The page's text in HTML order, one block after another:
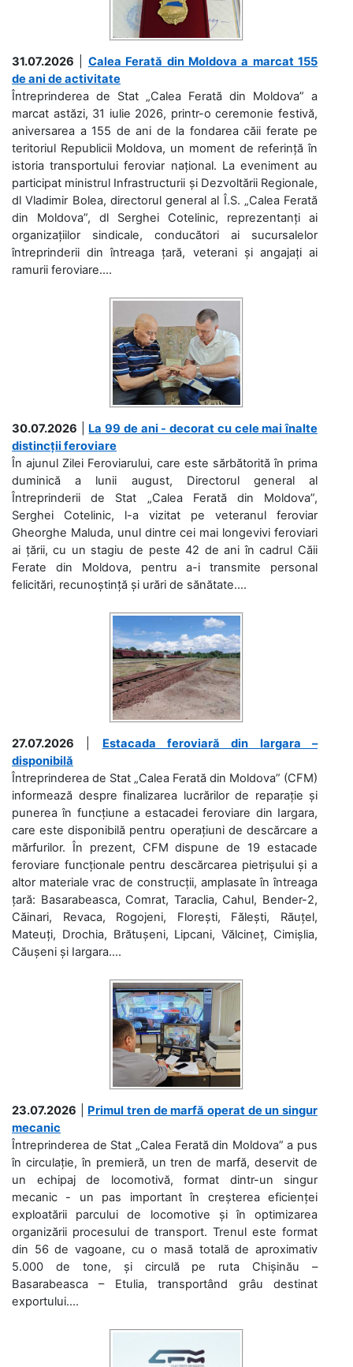
31.07.2026
Calea Ferată din Moldova a marcat 155
de ani de activitate
Întreprinderea de Stat „Calea Ferată din Moldova” a
marcat astăzi, 31 iulie 2026, printr-o ceremonie festivă,
aniversarea a 155 de ani de la fondarea căii ferate pe
teritoriul Republicii Moldova, un moment de referință în
istoria transportului feroviar național. La eveniment au
participat ministrul Infrastructurii și Dezvoltării Regionale,
dl Vladimir Bolea, directorul general al Î.S. „Calea Ferată
din Moldova”, dl Serghei Cotelinic, reprezentanți ai
organizațiilor sindicale, conducători ai sucursalelor
întreprinderii din întreaga țară, veterani și angajați ai
ramurii feroviare....
30.07.2026
La 99 de ani - decorat cu cele mai înalte
distincții feroviare
În ajunul Zilei Feroviarului, care este sărbătorită în prima
duminică a lunii august, Directorul general al
Întreprinderii de Stat „Calea Ferată din Moldova”,
Serghei Cotelinic, l-a vizitat pe veteranul feroviar
Gheorghe Maluda, unul dintre cei mai longevivi feroviari
ai țării, cu un stagiu de peste 42 de ani în cadrul Căii
Ferate din Moldova, pentru a-i transmite personal
felicitări, recunoștință și urări de sănătate....
27.07.2026
Estacada feroviară din Iargara –
disponibilă
Întreprinderea de Stat „Calea Ferată din Moldova” (CFM)
informează despre finalizarea lucrărilor de reparație și
punerea în funcțiune a estacadei feroviare din Iargara,
care este disponibilă pentru operațiuni de descărcare a
mărfurilor. În prezent, CFM dispune de 19 estacade
feroviare funcționale pentru descărcarea pietrișului și a
altor materiale vrac de construcții, amplasate în întreaga
țară: Basarabeasca, Comrat, Taraclia, Cahul, Bender-2,
Căinari, Revaca, Rogojeni, Florești, Fălești, Răuțel,
Mateuți, Drochia, Brătușeni, Lipcani, Vălcineț, Cimișlia,
Căușeni și Iargara....
23.07.2026
Primul tren de marfă operat de un singur
mecanic
Întreprinderea de Stat „Calea Ferată din Moldova” a pus
în circulație, în premieră, un tren de marfă, deservit de
un echipaj de locomotivă, format dintr-un singur
mecanic - un pas important în creșterea eficienței
exploatării parcului de locomotive și în optimizarea
organizării procesului de transport. Trenul este format
din 56 de vagoane, cu o masă totală de aproximativ
5.000 de tone, și circulă pe ruta Chișinău –
Basarabeasca – Etulia, transportând grâu destinat
exportului....